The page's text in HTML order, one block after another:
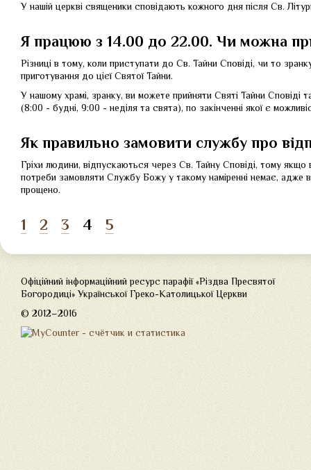
У нашій церкві священики сповідають кожного дня після Св.
Я працюю з 14.00 до 22.00. Чи можна
Різниці в тому, коли приступати до Св. Тайни Сповіді, чи то
приготування до цієї Святої Тайни.
У нашому храмі, зранку, ви можете прийняти Святі Тайни
(8:00 - будні, 9:00 - неділя та свята), по закінченні якої є
Як правильно замовити службу про
Гріхи людини, відпускаються через Св. Тайну Сповіді, тому
потреби замовляти Службу Божу у такому наміренні немає, адже
прощено.
1 2 3 4 5
Офіційний інформаційний ресурс парафії «Різдва Пресвятої
Богородиці» Української Греко-Католицької Церкви
© 2012–2016